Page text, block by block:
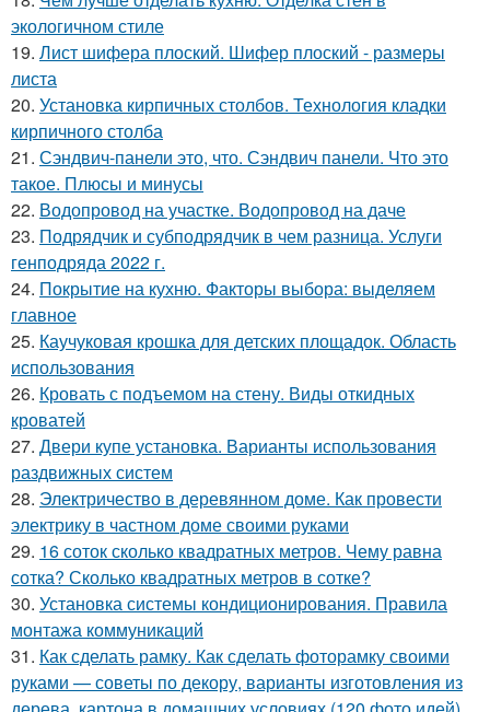
экологичном стиле
19. Лист шифера плоский. Шифер плоский - размеры
листа
20. Установка кирпичных столбов. Технология кладки
кирпичного столба
21. Сэндвич-панели это, что. Сэндвич панели. Что это
такое. Плюсы и минусы
22. Водопровод на участке. Водопровод на даче
23. Подрядчик и субподрядчик в чем разница. Услуги
генподряда 2022 г.
24. Покрытие на кухню. Факторы выбора: выделяем
главное
25. Каучуковая крошка для детских площадок. Область
использования
26. Кровать с подъемом на стену. Виды откидных
кроватей
27. Двери купе установка. Варианты использования
раздвижных систем
28. Электричество в деревянном доме. Как провести
электрику в частном доме своими руками
29. 16 соток сколько квадратных метров. Чему равна
сотка? Сколько квадратных метров в сотке?
30. Установка системы кондиционирования. Правила
монтажа коммуникаций
31. Как сделать рамку. Как сделать фоторамку своими
руками — советы по декору, варианты изготовления из